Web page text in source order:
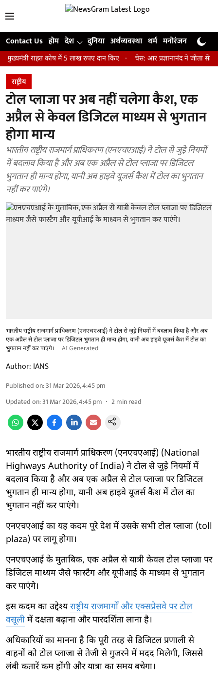
Contact Us होम देश दुनिया अर्थव्यवस्था धर्म मनोरंजन खेल
राहत कोष में 5 लाख रुपए दान किए चेस: आर प्रज्ञानानंद ने जीता सेंट लुइस
राष्ट्रीय
टोल प्लाजा पर अब नहीं चलेगा कैश, एक
अप्रैल से केवल डिजिटल माध्यम से भुगतान
होगा मान्य
भारतीय राष्ट्रीय राजमार्ग प्राधिकरण (एनएचएआई) ने टोल से जुड़े नियमों
में बदलाव किया है और अब एक अप्रैल से टोल प्लाजा पर डिजिटल
भुगतान ही मान्य होगा, यानी अब हाइवे यूजर्स कैश में टोल का भुगतान
नहीं कर पाएंगे।
भारतीय राष्ट्रीय राजमार्ग प्राधिकरण (एनएचएआई) ने टोल से जुड़े नियमों में बदलाव किया है और अब
एक अप्रैल से टोल प्लाजा पर डिजिटल भुगतान ही मान्य होगा, यानी अब हाइवे यूजर्स कैश में टोल का
भुगतान नहीं कर पाएंगे।
AI Generated
Author: IANS
Published on:31 Mar 2026, 4:45 pm
Updated on:31 Mar 2026, 4:45 pm 2min read
भारतीय राष्ट्रीय राजमार्ग प्राधिकरण (एनएचएआई) (National
Highways Authority of India) ने टोल से जुड़े नियमों में
बदलाव किया है और अब एक अप्रैल से टोल प्लाजा पर डिजिटल
भुगतान ही मान्य होगा, यानी अब हाइवे यूजर्स कैश में टोल का
भुगतान नहीं कर पाएंगे।
एनएचएआई का यह कदम पूरे देश में उसके सभी टोल प्लाजा (toll
plaza) पर लागू होगा।
एनएचएआई के मुताबिक, एक अप्रैल से यात्री केवल टोल प्लाजा पर
डिजिटल माध्यम जैसे फास्टैग और यूपीआई के माध्यम से भुगतान
कर पाएंगे।
इस कदम का उद्देश्यराष्ट्रीय राजमार्गों और एक्सप्रेसवे पर टोल
वसूली में दक्षता बढ़ाना और पारदर्शिता लाना है।
अधिकारियों का मानना ​​है कि पूरी तरह से डिजिटल प्रणाली से
वाहनों को टोल प्लाजा से तेजी से गुजरने में मदद मिलेगी, जिससे
लंबी कतारें कम होंगी और यात्रा का समय बचेगा।